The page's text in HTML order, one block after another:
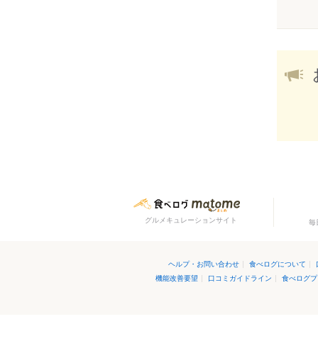
グルメキュレーションサイト 毎
ヘルプ・お問い合わせ | 食べログについて |
機能改善要望 | 口コミガイドライン | 食べログ